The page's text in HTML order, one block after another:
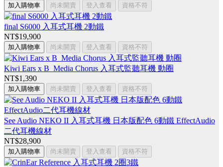
加入購物車 尚未開賣 登入查看 資格不符
final S6000 入耳式耳機 2動鐵
NT$19,900
加入購物車 尚未開賣 登入查看 資格不符
Kiwi Ears x B_Media Chorus 入耳式監聽耳機 動圈
NT$1,390
加入購物車 尚未開賣 登入查看 資格不符
See Audio NEKO II 入耳式耳機 日本版配色 6動鐵 EffectAudio
二代耳機線材
NT$28,900
加入購物車 尚未開賣 登入查看 資格不符